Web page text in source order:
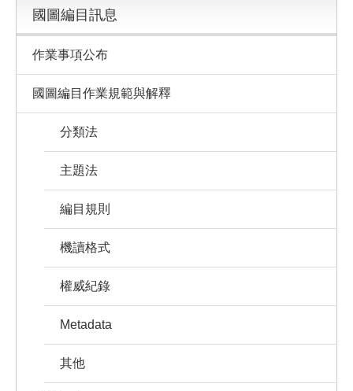
國圖編目訊息
作業事項公布
國圖編目作業規範與解釋
分類法
主題法
編目規則
機讀格式
權威紀錄
Metadata
其他